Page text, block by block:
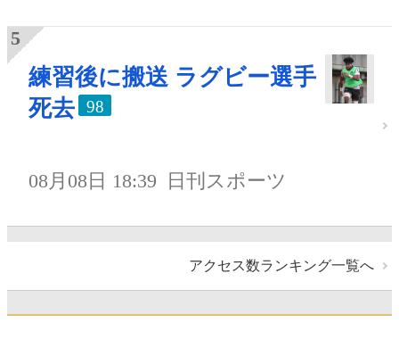
練習後に搬送 ラグビー選手
死去
98
08月08日 18:39 日刊スポーツ
アクセス数ランキング一覧へ